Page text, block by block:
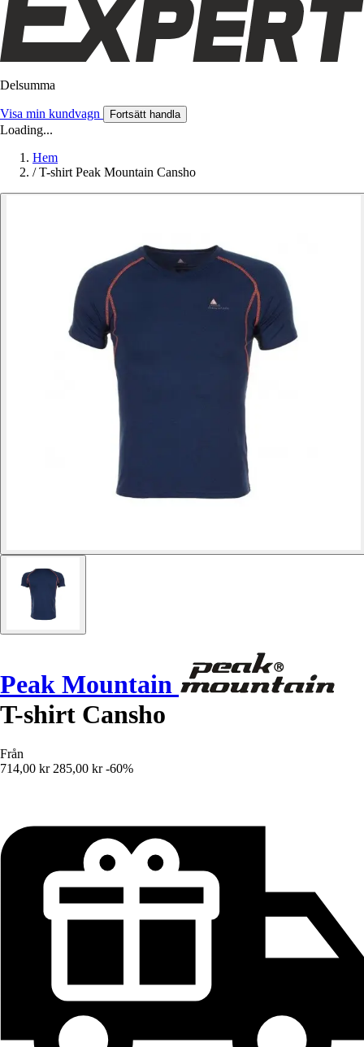
Delsumma
Visa min kundvagn Fortsätt handla
Loading...
Hem
/ T-shirt Peak Mountain Cansho
Peak Mountain
T-shirt Cansho
Från
714,00 kr 285,00 kr -60%